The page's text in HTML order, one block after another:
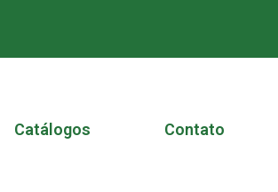
Catálogos Contato